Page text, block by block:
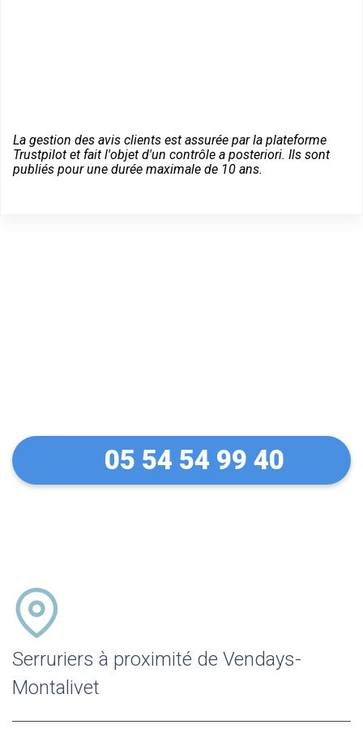
La gestion des avis clients est assurée par la plateforme
Trustpilot et fait l'objet d'un contrôle a posteriori. Ils sont
publiés pour une durée maximale de 10 ans.
05 54 54 99 40
Serruriers à proximité de Vendays-
Montalivet